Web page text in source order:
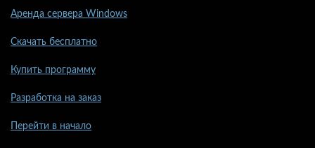
Аренда сервера Windows
Скачать бесплатно
Купить программу
Разработка на заказ
Перейти в начало